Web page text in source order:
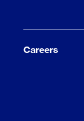
Careers